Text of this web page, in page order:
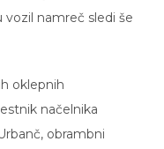
namreč sledi še
načelnika